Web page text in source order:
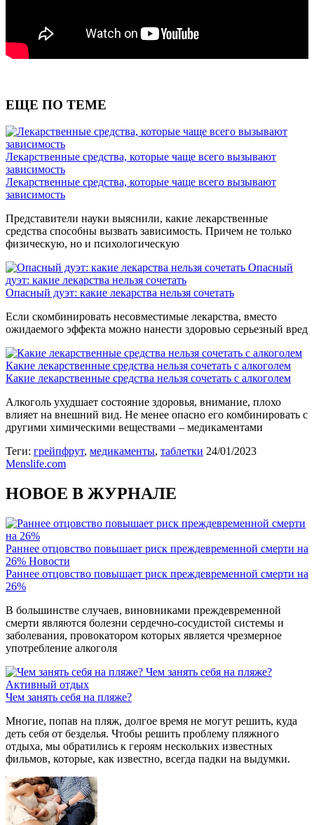
ЕЩЕ ПО ТЕМЕ
Лекарственные средства, которые чаще всего вызывают
зависимость
Лекарственные средства, которые чаще всего вызывают
зависимость
Представители науки выяснили, какие лекарственные
средства способны вызвать зависимость. Причем не только
физическую, но и психологическую
Опасный
дуэт: какие лекарства нельзя сочетать
Опасный дуэт: какие лекарства нельзя сочетать
Если скомбинировать несовместимые лекарства, вместо
ожидаемого эффекта можно нанести здоровью серьезный вред
Какие лекарственные средства нельзя сочетать с алкоголем
Какие лекарственные средства нельзя сочетать с алкоголем
Алкоголь ухудшает состояние здоровья, внимание, плохо
влияет на внешний вид. Не менее опасно его комбинировать с
другими химическими веществами – медикаментами
Теги: грейпфрут, медикаменты, таблетки 24/01/2023
Menslife.com
НОВОЕ В ЖУРНАЛЕ
Раннее отцовство повышает риск преждевременной смерти на
26% Новости
Раннее отцовство повышает риск преждевременной смерти на
26%
В большинстве случаев, виновниками преждевременной
смерти являются болезни сердечно-сосудистой системы и
заболевания, провокатором которых является чрезмерное
употребление алкоголя
Чем занять себя на пляже?
Активный отдых
Чем занять себя на пляже?
Многие, попав на пляж, долгое время не могут решить, куда
деть себя от безделья. Чтобы решить проблему пляжного
отдыха, мы обратились к героям нескольких известных
фильмов, которые, как известно, всегда падки на выдумки.